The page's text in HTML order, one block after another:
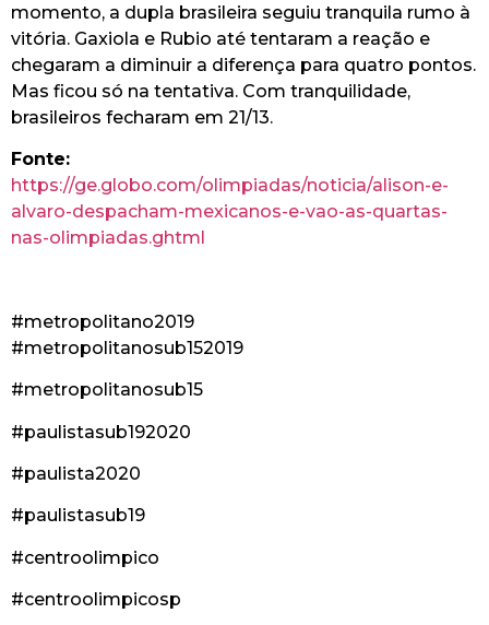
momento, a dupla brasileira seguiu tranquila rumo à
vitória. Gaxiola e Rubio até tentaram a reação e
chegaram a diminuir a diferença para quatro pontos.
Mas ficou só na tentativa. Com tranquilidade,
brasileiros fecharam em 21/13.
Fonte:
https://ge.globo.com/olimpiadas/noticia/alison-e-
alvaro-despacham-mexicanos-e-vao-as-quartas-
nas-olimpiadas.ghtml
#metropolitano2019
#metropolitanosub152019
#metropolitanosub15
#paulistasub192020
#paulista2020
#paulistasub19
#centroolimpico
#centroolimpicosp